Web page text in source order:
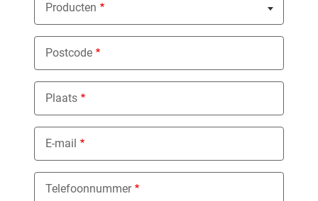
Producten
Nothing selected
Postcode
Plaats
E-mail
Telefoonnummer